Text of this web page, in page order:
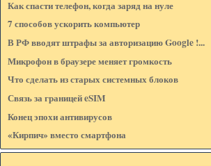
Сообщение:*
Как спасти телефон, когда заряд на нуле
7 способов ускорить компьютер
В РФ вводят штрафы за авторизацию Google !...
Микрофон в браузере меняет громкость
Что сделать из старых системных блоков
Связь за границей eSIM
Конец эпохи антивирусов
«Кирпич» вместо смартфона